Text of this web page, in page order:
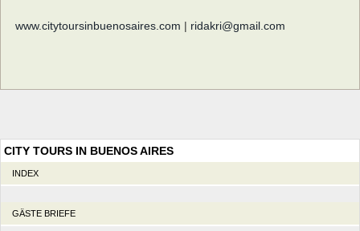
www.citytoursinbuenosaires.com | ridakri@gmail.com
CITY TOURS IN BUENOS AIRES
INDEX
GÄSTE BRIEFE